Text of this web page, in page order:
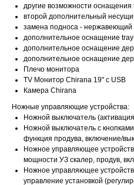
другие возможности оснащения
второй дополнительный
замена подноса - нержавеющий
дополнительное оснащение
дополнительное оснащение
дополнительное оснащение
Плечо монитора
TV Монитор Chirana 19" с USB
Камера Chirana
Ножные управляющие устройства:
Ножной выключатель
Ножной выключатель с
функция продува, включение/
Ножное управляющее
мощности УЗ скалер, продув,
Ножное управляющее
управление установкой